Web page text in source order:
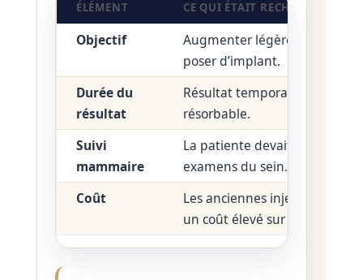
ÉLÉMENT CE QUI ÉTAIT RECHERCHÉ
Objectif
Augmenter légèrement le
poser d’implant.
Durée du
résultat
Résultat temporaire, car le
résorbable.
Suivi
mammaire
La patiente devait signaler
examens du sein.
Coût
Les anciennes injections
un coût élevé sur plusieurs